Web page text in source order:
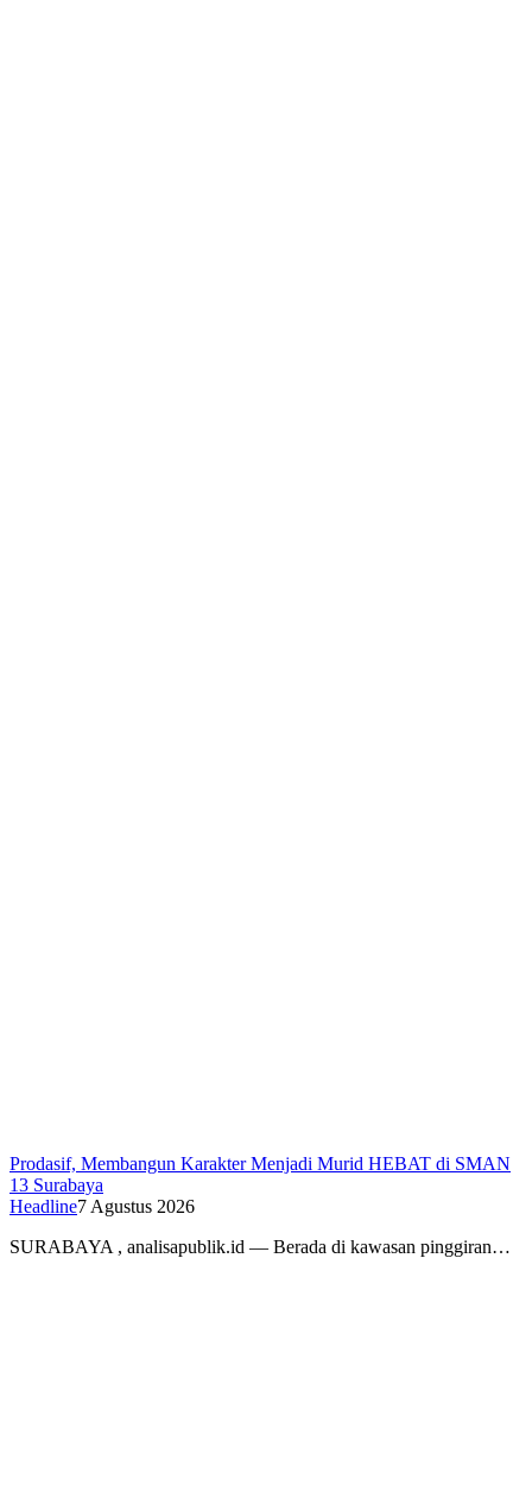
Prodasif, Membangun Karakter Menjadi Murid HEBAT di SMAN
13 Surabaya
Headline7 Agustus 2026
SURABAYA , analisapublik.id — Berada di kawasan pinggiran…